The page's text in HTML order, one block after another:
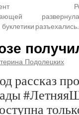
Подолецких
рассказ